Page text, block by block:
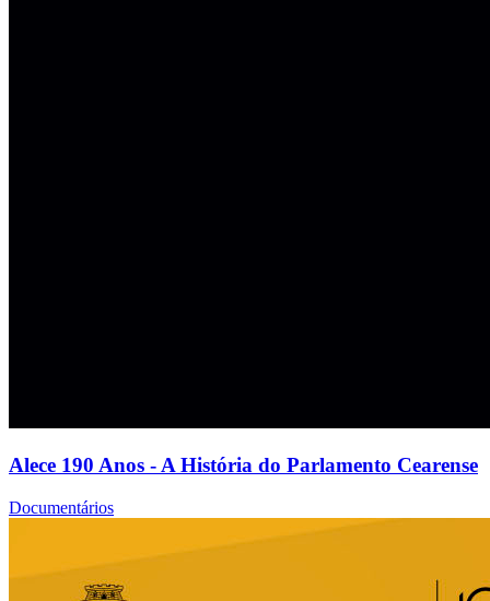
Alece 190 Anos - A História do Parlamento Cearense
Documentários